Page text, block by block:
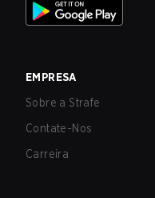
EMPRESA
Sobre a Strafe
Contate-Nos
Carreira